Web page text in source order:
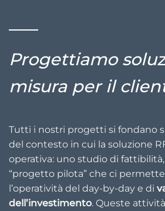
Progettiamo
misura per il
Tutti i nostri progetti si fondano
del contesto in cui la soluzione
operativa: uno studio di
“progetto pilota” che ci
l’operatività del day-by-day e di
dell’investimento. Queste